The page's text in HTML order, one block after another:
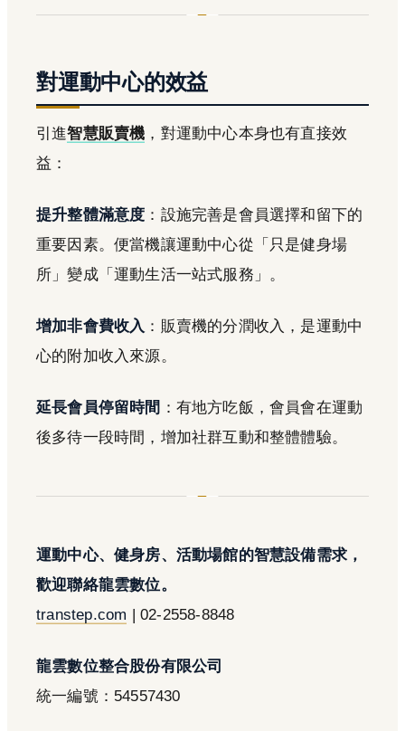
對運動中心的效益
引進智慧販賣機 ，對運動中心本身也有直接效
益：
提升整體滿意度 ：設施完善是會員選擇和留下的
重要因素。便當機讓運動中心從「只是健身場
所」變成「運動生活一站式服務」。
增加非會費收入 ：販賣機的分潤收入，是運動中
心的附加收入來源。
延長會員停留時間 ：有地方吃飯，會員會在運動
後多待一段時間，增加社群互動和整體體驗。
運動中心、健身房、活動場館的智慧設備需求，
歡迎聯絡龍雲數位。
transtep.com | 02-2558-8848
龍雲數位整合股份有限公司
統一編號：54557430